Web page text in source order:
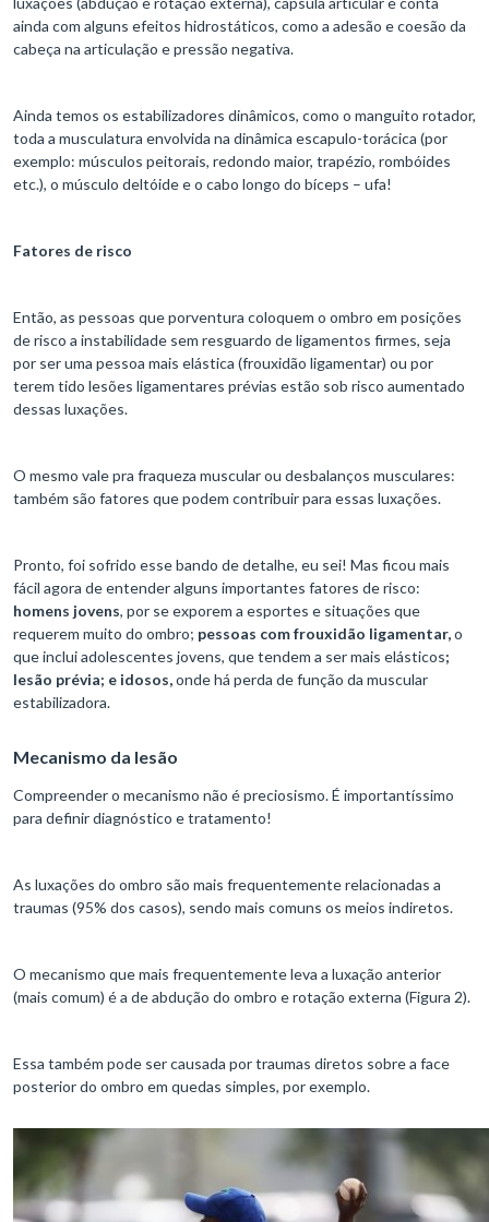
ainda com alguns efeitos hidrostáticos, como a adesão e coesão da
cabeça na articulação e pressão negativa.
Ainda temos os estabilizadores dinâmicos, como o manguito rotador,
toda a musculatura envolvida na dinâmica escapulo-torácica (por
exemplo: músculos peitorais, redondo maior, trapézio, rombóides
etc.), o músculo deltóide e o cabo longo do bíceps – ufa!
Fatores de risco
Então, as pessoas que porventura coloquem o ombro em posições
de risco a instabilidade sem resguardo de ligamentos firmes, seja
por ser uma pessoa mais elástica (frouxidão ligamentar) ou por
terem tido lesões ligamentares prévias estão sob risco aumentado
dessas luxações.
O mesmo vale pra fraqueza muscular ou desbalanços musculares:
também são fatores que podem contribuir para essas luxações.
Pronto, foi sofrido esse bando de detalhe, eu sei! Mas ficou mais
fácil agora de entender alguns importantes fatores de risco:
homens jovens, por se exporem a esportes e situações que
requerem muito do ombro; pessoas com frouxidão ligamentar,o
que inclui adolescentes jovens, que tendem a ser mais elásticos;
lesão prévia; e idosos,onde há perda de função da muscular
estabilizadora.
Mecanismo da lesão
Compreender o mecanismo não é preciosismo. É importantíssimo
para definir diagnóstico e tratamento!
As luxações do ombro são mais frequentemente relacionadas a
traumas (95% dos casos), sendo mais comuns os meios indiretos.
O mecanismo que mais frequentemente leva a luxação anterior
(mais comum) é a de abdução do ombro e rotação externa (Figura 2).
Essa também pode ser causada por traumas diretos sobre a face
posterior do ombro em quedas simples, por exemplo.